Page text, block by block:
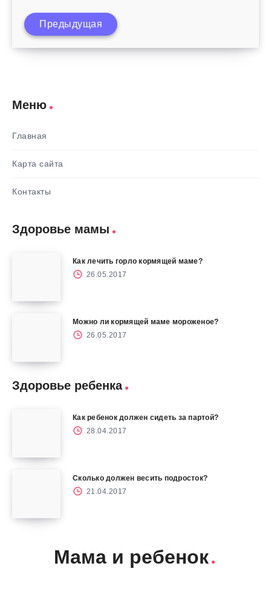
Ребенок жалуется на боль в животе в
Предыдущая
Меню
Главная
Карта сайта
Контакты
Здоровье мамы
Как лечить горло кормящей маме?
26.05.2017
Можно ли кормящей маме мороженое?
26.05.2017
Здоровье ребенка
Как ребенок должен сидеть за партой?
28.04.2017
Сколько должен весить подросток?
21.04.2017
Мама и ребенок